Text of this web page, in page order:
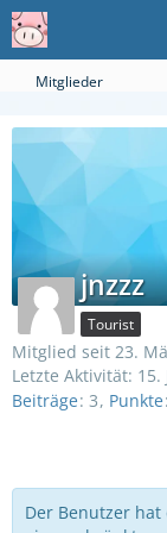
Mitglieder
jnzzz
Tourist
Mitglied seit 23.
Letzte Aktivität: 15.
Beiträge 3 Punkte
Der Benutzer